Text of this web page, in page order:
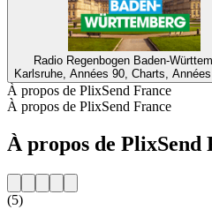
Radio Regenbogen Baden-
Karlsruhe, Années 90, Charts,
À propos de PlixSend France
À propos de PlixSend France
À propos de PlixSend
(5)